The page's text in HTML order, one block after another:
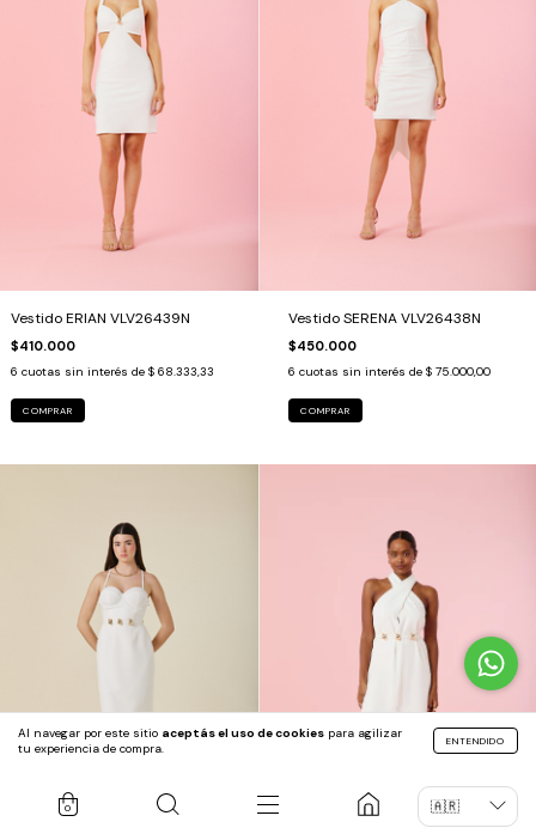
Al navegar por este sitio aceptás el uso de cookies para agilizar
tu experiencia de compra.
ENTENDIDO
0
Vestido ERIAN VLV26439N
$410.000
6 cuotas sin interés de $ 68.333,33
COMPRAR
Vestido SERENA VLV26438N
$450.000
6 cuotas sin interés de $ 75.000,00
COMPRAR